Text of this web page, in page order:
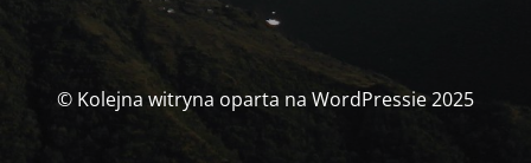
© Kolejna witryna oparta na WordPressie 2025